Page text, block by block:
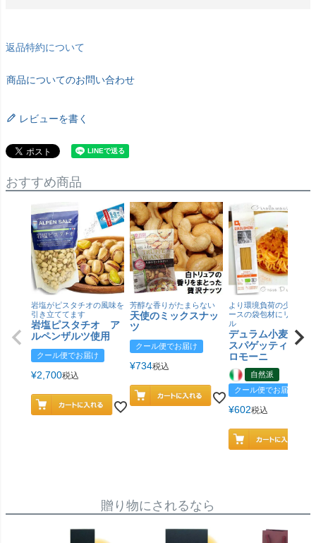
返品特約について
商品についてのお問い合わせ
レビューを書く
おすすめ商品
岩塩がピスタチオの風味を
引き立ててます
岩塩ピスタチオ ア
ルペンザルツ使用
クール便でお届け
¥2,700税込
芳醇な香りがたまらない
天使のミックスナッ
ツ
クール便でお届け
¥734税込
より環境負荷の少ない紙
ースの袋包材にリニュー
ル
デュラム小麦 有
スパゲッティ／ジ
ロモーニ
自然派
クール便でお届け
¥602税込
贈り物にされるなら